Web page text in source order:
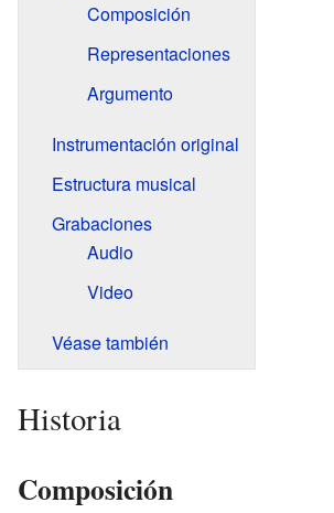
Composición
Representaciones
Argumento
Instrumentación original
Estructura musical
Grabaciones
Audio
Video
Véase también
Historia
Composición